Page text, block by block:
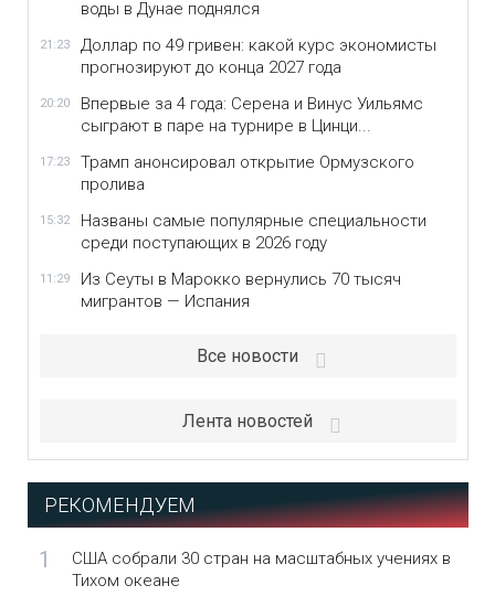
воды в Дунае поднялся
21:23
Доллар по 49 гривен: какой курс экономисты
прогнозируют до конца 2027 года
20:20
Впервые за 4 года: Серена и Винус Уильямс
сыграют в паре на турнире в Цинци...
17:23
Трамп анонсировал открытие Ормузского
пролива
15:32
Названы самые популярные специальности
среди поступающих в 2026 году
11:29
Из Сеуты в Марокко вернулись 70 тысяч
мигрантов — Испания
Все новости
Лента новостей
РЕКОМЕНДУЕМ
1
США собрали 30 стран на масштабных учениях в
Тихом океане